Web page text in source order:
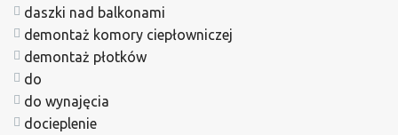
daszki nad balkonami
demontaż komory ciepłowniczej
demontaż płotków
do
do wynajęcia
docieplenie